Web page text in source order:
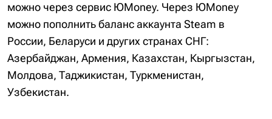
можно через сервис ЮMoney. Через ЮMoney
можно пополнить баланс аккаунта Steam в
России, Беларуси и других странах СНГ:
Азербайджан, Армения, Казахстан, Кыргызстан,
Молдова, Таджикистан, Туркменистан,
Узбекистан.